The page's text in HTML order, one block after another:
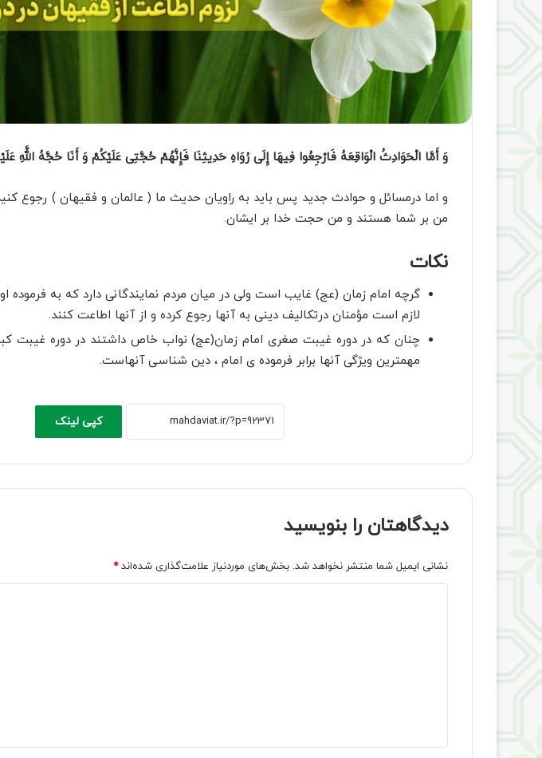
وَ أَمَّا الْحَوَادِثُ الْوَاقِعَهُ فَارْجِعُوا فِیهَا إِلَى رُوَاهِ حَدِیثِنَا فَإِنَّهُمْ حُجَّتِی عَلَیْکُمْ وَ أَنَا حُجَّهُ اللَّهِ
و اما درمسائل و حوادث جدید پس باید به راویان حدیث ما ( عالمان و فقیهان ) رجوع
من بر شما هستند و من حجت خدا بر ایشان.
نکات
گرچه امام زمان (عج) غایب است ولی در میان مردم نمایندگانی دارد که به فرموده او
لازم است مؤمنان درتکالیف دینی به آنها رجوع کرده و از آنها اطاعت کنند.
چنان که در دوره غیبت صغری امام زمان(عج) نواب خاص داشتند در دوره غیبت
مهمترین ویژگی آنها برابر فرموده ی امام ، دین شناسی آنهاست.
کپی لینک
دیدگاهتان را بنویسید
نشانی ایمیل شما منتشر نخواهد شد. بخش‌های موردنیاز علامت‌گذاری شده‌اند*